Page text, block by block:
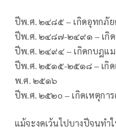
ปีพ.ศ. ๒๔๘๕ – เกิดอุทกภั
ปีพ.ศ. ๒๔๘๗-๒๔๙๑ – เกิด
ปีพ.ศ. ๒๔๙๔ – เกิดกบฎแ
ปีพ.ศ. ๒๕๑๕-๒๕๑๘ – เกิ
พ.ศ. ๒๕๑๖
ปีพ.ศ. ๒๕๒o – เกิดเหตุก
แม้จะงดเว้นไปบางปีจนท